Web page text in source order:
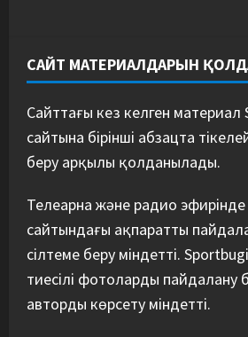
САЙТ МАТЕРИАЛДАРЫН
Сайттағы кез келген материал
сайтына бірінші абзацта
беру арқылы қолданылады.
Телеарна және радио
сайтындағы ақпаратты
сілтеме беру міндетті.
тиесілі фотоларды пайдалану
авторды көрсету міндетті.